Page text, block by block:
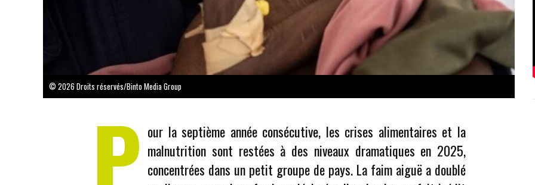
© 2026 Droits réservés/Binto Media Group
P our la septième année consécutive, les crises alimentaires et la
malnutrition sont restées à des niveaux dramatiques en 2025,
concentrées dans un petit groupe de pays. La faim aiguë a doublé